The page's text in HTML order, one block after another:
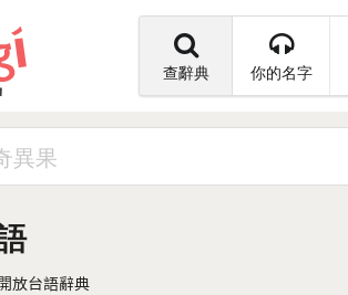
查辭典 你的名字
放台語辭典